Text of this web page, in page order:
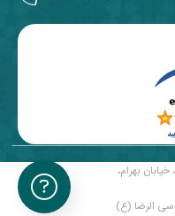
بهرام،
الرضا (ع)